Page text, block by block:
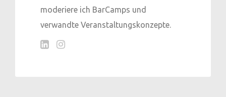
moderiere ich BarCamps und
verwandte Veranstaltungskonzepte.